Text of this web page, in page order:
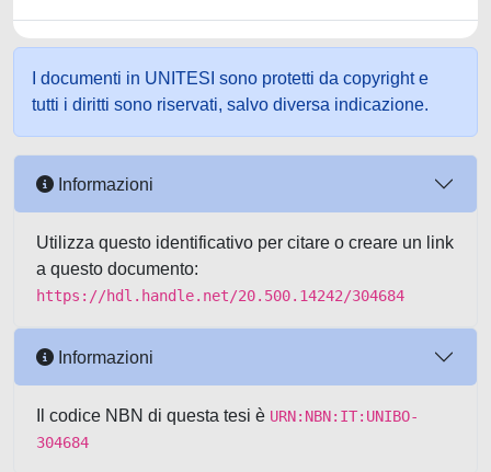
I documenti in UNITESI sono protetti da copyright e
tutti i diritti sono riservati, salvo diversa indicazione.
Informazioni
Utilizza questo identificativo per citare o creare un link
a questo documento:
https://hdl.handle.net/20.500.14242/304684
Informazioni
Il codice NBN di questa tesi è URN:NBN:IT:UNIBO-
304684